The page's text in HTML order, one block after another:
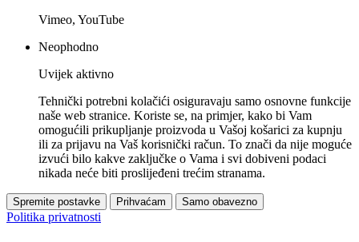
Vimeo, YouTube
Neophodno
Uvijek aktivno
Tehnički potrebni kolačići osiguravaju samo osnovne funkcije
naše web stranice. Koriste se, na primjer, kako bi Vam
omogućili prikupljanje proizvoda u Vašoj košarici za kupnju
ili za prijavu na Vaš korisnički račun. To znači da nije moguće
izvući bilo kakve zaključke o Vama i svi dobiveni podaci
nikada neće biti proslijeđeni trećim stranama.
Spremite postavke Prihvaćam Samo obavezno
Politika privatnosti